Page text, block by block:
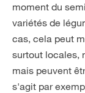
moment du
variétés de
cas, cela peut
surtout locales,
mais peuvent
s'agit par